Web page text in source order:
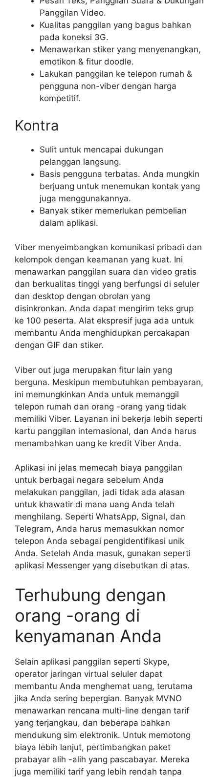
Panggilan Video.
Kualitas panggilan yang bagus bahkan
pada koneksi 3G.
Menawarkan stiker yang menyenangkan,
emotikon & fitur doodle.
Lakukan panggilan ke telepon rumah &
pengguna non-viber dengan harga
kompetitif.
Kontra
Sulit untuk mencapai dukungan
pelanggan langsung.
Basis pengguna terbatas. Anda mungkin
berjuang untuk menemukan kontak yang
juga menggunakannya.
Banyak stiker memerlukan pembelian
dalam aplikasi.
Viber menyeimbangkan komunikasi pribadi dan
kelompok dengan keamanan yang kuat. Ini
menawarkan panggilan suara dan video gratis
dan berkualitas tinggi yang berfungsi di seluler
dan desktop dengan obrolan yang
disinkronkan. Anda dapat mengirim teks grup
ke 100 peserta. Alat ekspresif juga ada untuk
membantu Anda menghidupkan percakapan
dengan GIF dan stiker.
Viber out juga merupakan fitur lain yang
berguna. Meskipun membutuhkan pembayaran,
ini memungkinkan Anda untuk memanggil
telepon rumah dan orang -orang yang tidak
memiliki Viber. Layanan ini bekerja lebih seperti
kartu panggilan internasional, dan Anda harus
menambahkan uang ke kredit Viber Anda.
Aplikasi ini jelas memecah biaya panggilan
untuk berbagai negara sebelum Anda
melakukan panggilan, jadi tidak ada alasan
untuk khawatir di mana uang Anda telah
menghilang. Seperti WhatsApp, Signal, dan
Telegram, Anda harus memasukkan nomor
telepon Anda sebagai pengidentifikasi unik
Anda. Setelah Anda masuk, gunakan seperti
aplikasi Messenger yang disebutkan di atas.
Terhubung dengan
orang -orang di
kenyamanan Anda
Selain aplikasi panggilan seperti Skype,
operator jaringan virtual seluler dapat
membantu Anda menghemat uang, terutama
jika Anda sering bepergian. Banyak MVNO
menawarkan rencana multi-line dengan tarif
yang terjangkau, dan beberapa bahkan
mendukung sim elektronik. Untuk memotong
biaya lebih lanjut, pertimbangkan paket
prabayar alih -alih yang pascabayar. Mereka
juga memiliki tarif yang lebih rendah tanpa